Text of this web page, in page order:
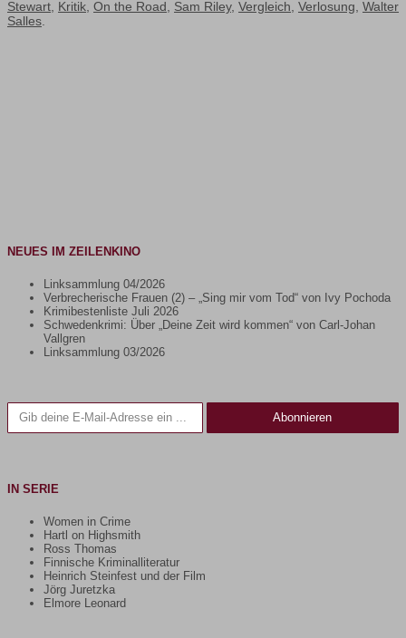
Stewart Kritik On the Road Sam Riley, Vergleich Verlosung Walter
Salles
NEUES IM ZEILENKINO
Linksammlung 04/2026
Verbrecherische Frauen (2) – „Sing mir vom Tod“ von Ivy Pochoda
Krimibestenliste Juli 2026
Schwedenkrimi: Über „Deine Zeit wird kommen“ von Carl-Johan
Vallgren
Linksammlung 03/2026
Gib deine E-Mail-Adresse ein ...
Abonnieren
IN SERIE
Women in Crime
Hartl on Highsmith
Ross Thomas
Finnische Kriminalliteratur
Heinrich Steinfest und der Film
Jörg Juretzka
Elmore Leonard